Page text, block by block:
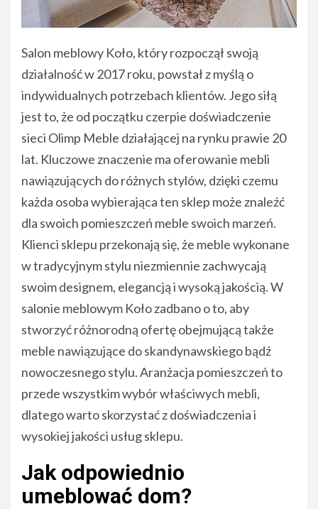
Salon meblowy Koło, który rozpoczął swoją
działalność w 2017 roku, powstał z myślą o
indywidualnych potrzebach klientów. Jego siłą
jest to, że od początku czerpie doświadczenie
sieci Olimp Meble działającej na rynku prawie 20
lat. Kluczowe znaczenie ma oferowanie mebli
nawiązujących do różnych stylów, dzięki czemu
każda osoba wybierająca ten sklep może znaleźć
dla swoich pomieszczeń meble swoich marzeń.
Klienci sklepu przekonają się, że meble wykonane
w tradycyjnym stylu niezmiennie zachwycają
swoim designem, elegancją i wysoką jakością. W
salonie meblowym Koło zadbano o to, aby
stworzyć różnorodną ofertę obejmującą także
meble nawiązujące do skandynawskiego bądź
nowoczesnego stylu. Aranżacja pomieszczeń to
przede wszystkim wybór właściwych mebli,
dlatego warto skorzystać z doświadczenia i
wysokiej jakości usług sklepu.
Jak odpowiednio
umeblować dom?